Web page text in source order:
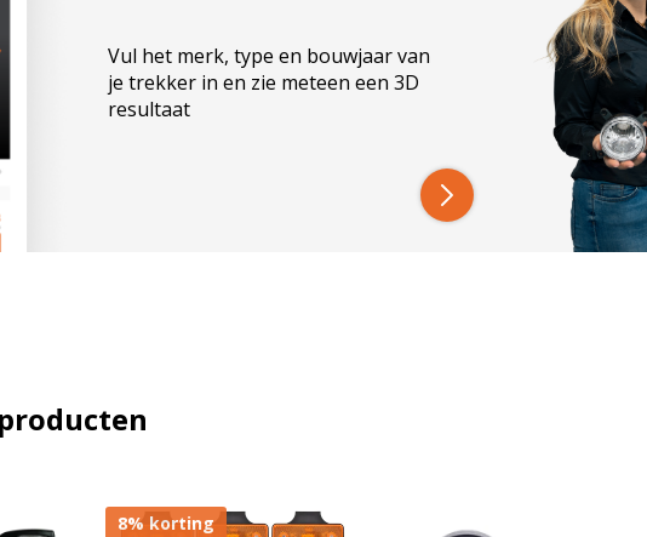
Vul het merk, type en bouwjaar van
je trekker in en zie meteen een 3D
resultaat
8% korting
t